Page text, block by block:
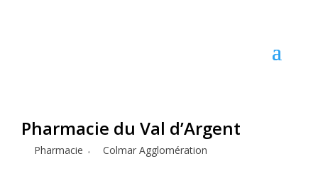
Pharmacie du Val d’Argent
Pharmacie Colmar Agglomération